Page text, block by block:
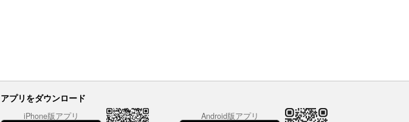
アプリをダウンロード
iPhone版アプリ Android版アプリ